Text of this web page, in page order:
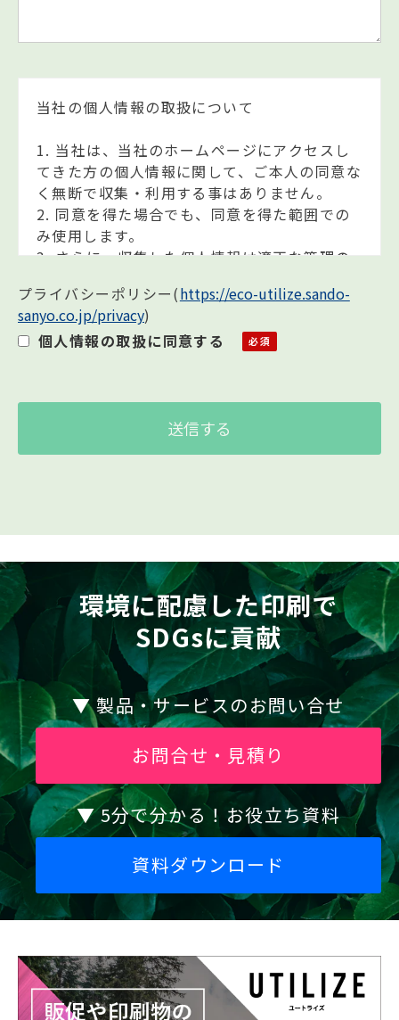
当社の個人情報の取扱について
1. 当社は、当社のホームページにアクセスし
てきた方の個人情報に関して、ご本人の同意な
く無断で収集・利用する事はありません。
2. 同意を得た場合でも、同意を得た範囲での
み使用します。
3. さらに、収集した個人情報は適正な管理の
個人情報の利用目的について
用する場合は、改めて目的をお知らせし、お
客様の同意を得た上で使用いたします。また、
お客様が個人情報の提供を拒否された場合
1. メールによる商品のご案内・ご提案
2. 案内資料・請求書等の送付
3. 商品・サービスの正確な提供
個人情報の第三者提供及び委託について
当社は、法令に定める場合を除き、事前に本人
の同意を得ることなく、個人情報を第三者に
提供することは、ありません。
但し、利用目的の達成に必要な範囲内におい
て、当該情報の取扱いを委託する場合がありま
個人情報の開示等について
個人情報の開示等についてはプライバシーポ
リシーをご覧ください。
山藤三陽印刷株式会社 個人情報保護管理
者：総務・経理部
プライバシーポリシー(https://eco-utilize.sando-
sanyo.co.jp/privacy)
個人情報の取扱に同意する
環境に配慮した印刷で
SDGsに貢献
▼ 製品・サービスのお問い合せ
お問合せ・見積り
▼ 5分で分かる！お役立ち資料
資料ダウンロード